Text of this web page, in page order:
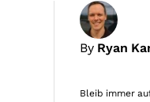
By Ryan
Bleib immer